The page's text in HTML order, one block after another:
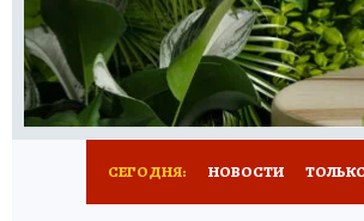
РАДИО КП РЕКЛАМА
СЕГОДНЯ: НОВОСТИ